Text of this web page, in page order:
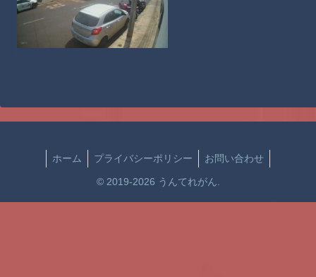
ホーム プライバシーポリシー お問い合わせ
© 2019-2026 うんてれがん.